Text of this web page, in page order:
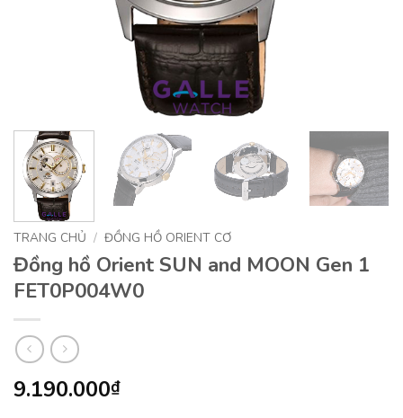
TRANG CHỦ / ĐỒNG HỒ ORIENT CƠ
Đồng hồ Orient SUN and MOON Gen 1
FET0P004W0
9.190.000₫